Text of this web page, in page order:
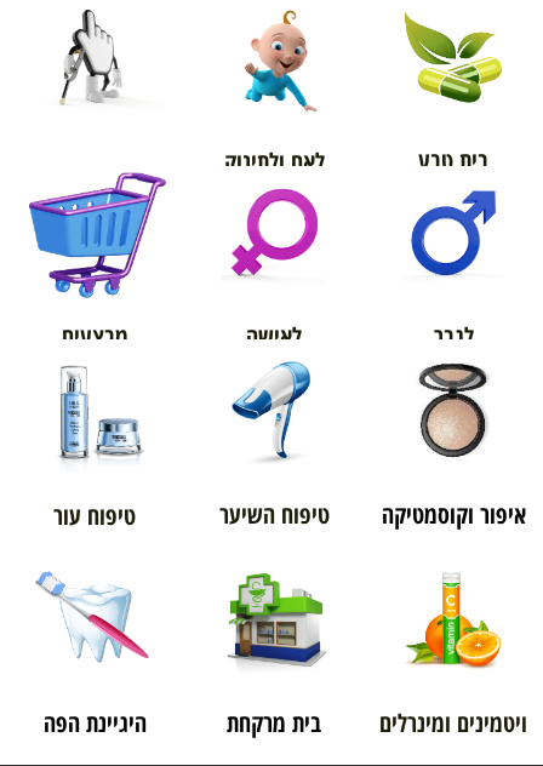
בית טבע לאם ולתינוק
אורטופדיה
לגבר לאישה מבצעים
איפור וקוסמטיקה טיפוח השיער טיפוח עור
ויטמינים ומינרלים בית מרקחת היגיינת הפה